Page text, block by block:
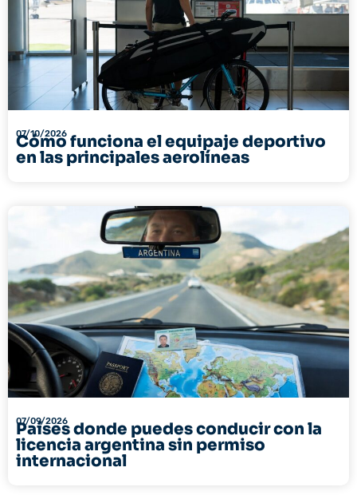
07/10/2026
Cómo funciona el equipaje deportivo
en las principales aerolíneas
07/09/2026
Países donde puedes conducir con la
licencia argentina sin permiso
internacional